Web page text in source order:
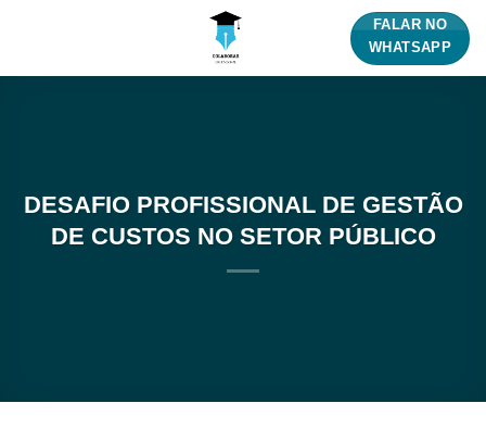
FALAR NO
WHATSAPP
DESAFIO PROFISSIONAL DE GESTÃO
DE CUSTOS NO SETOR PÚBLICO